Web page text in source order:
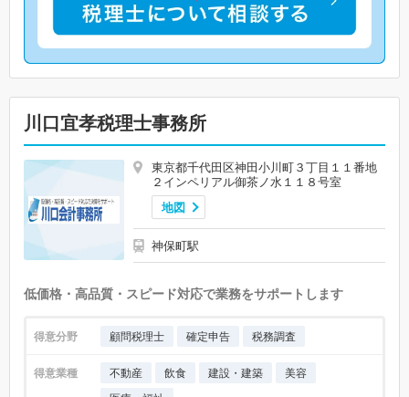
川口宜孝税理士事務所
東京都千代田区神田小川町３丁目１１番地
２インペリアル御茶ノ水１１８号室
地図
神保町駅
低価格・高品質・スピード対応で業務をサポートします
得意分野 顧問税理士 確定申告 税務調査
得意業種 不動産 飲食 建設・建築
美容